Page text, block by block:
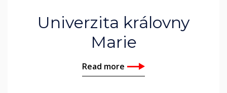
Univerzita královny
Marie
Read more